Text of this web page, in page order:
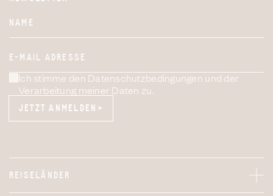
NAME
E-MAIL ADRESSE
Ich stimme den Datenschutzbedingungen und der
Verarbeitung meiner Daten zu.
JETZT ANMELDEN
JETZT ANMELDEN
REISELÄNDER